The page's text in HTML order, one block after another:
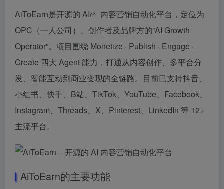
AiToEarn是开源的 AI
内容营销自动化平台，定位为
OPC（一人公司）、创作者及品牌方的”AI Growth
Operator”。项目围绕 Monetize · Publish · Engage ·
Create 四大 Agent 能力，打通从内容创作、多平台分
发、智能互动到商业变现的全链路。目前已支持抖音、
小红书、快手、B站、TikTok、YouTube、Facebook、
Instagram、Threads、X、Pinterest、LinkedIn 等 12+
主流平台。
AiToEarn的主要功能